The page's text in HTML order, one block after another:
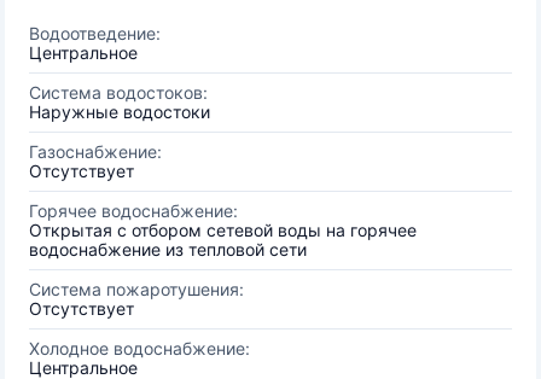
Водоотведение:
Центральное
Система водостоков:
Наружные водостоки
Газоснабжение:
Отсутствует
Горячее водоснабжение:
Открытая с отбором сетевой воды на горячее
водоснабжение из тепловой сети
Система пожаротушения:
Отсутствует
Холодное водоснабжение:
Центральное